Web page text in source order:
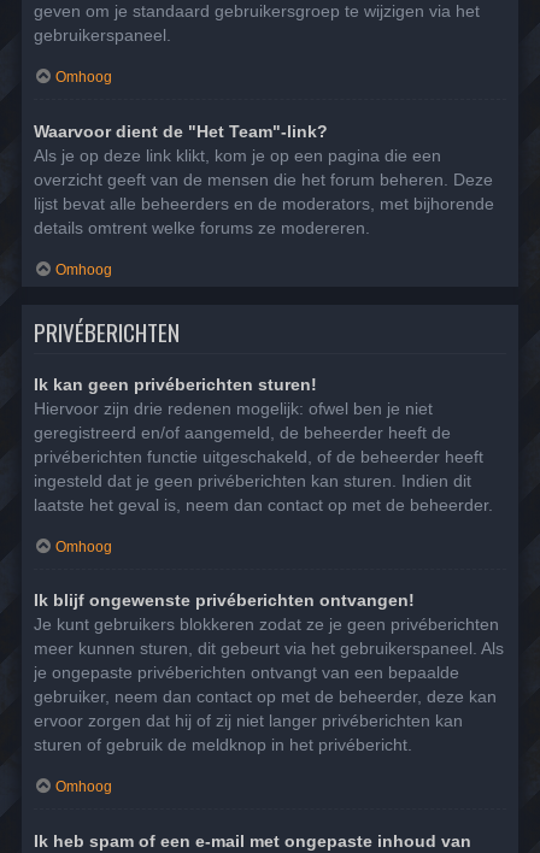
geven om je standaard gebruikersgroep te wijzigen via het
gebruikerspaneel.
Omhoog
Waarvoor dient de "Het Team"-link?
Als je op deze link klikt, kom je op een pagina die een
overzicht geeft van de mensen die het forum beheren. Deze
lijst bevat alle beheerders en de moderators, met bijhorende
details omtrent welke forums ze modereren.
Omhoog
PRIVÉBERICHTEN
Ik kan geen privéberichten sturen!
Hiervoor zijn drie redenen mogelijk: ofwel ben je niet
geregistreerd en/of aangemeld, de beheerder heeft de
privéberichten functie uitgeschakeld, of de beheerder heeft
ingesteld dat je geen privéberichten kan sturen. Indien dit
laatste het geval is, neem dan contact op met de beheerder.
Omhoog
Ik blijf ongewenste privéberichten ontvangen!
Je kunt gebruikers blokkeren zodat ze je geen privéberichten
meer kunnen sturen, dit gebeurt via het gebruikerspaneel. Als
je ongepaste privéberichten ontvangt van een bepaalde
gebruiker, neem dan contact op met de beheerder, deze kan
ervoor zorgen dat hij of zij niet langer privéberichten kan
sturen of gebruik de meldknop in het privébericht.
Omhoog
Ik heb spam of een e-mail met ongepaste inhoud van